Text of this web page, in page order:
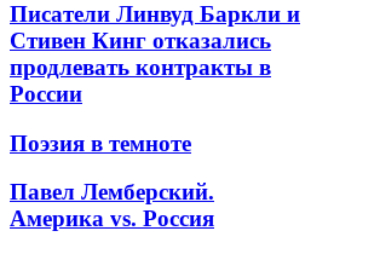
Писатели Линвуд Баркли и
Стивен Кинг отказались
продлевать контракты в
России
Поэзия в темноте
Павел Лемберский.
Америка vs. Россия